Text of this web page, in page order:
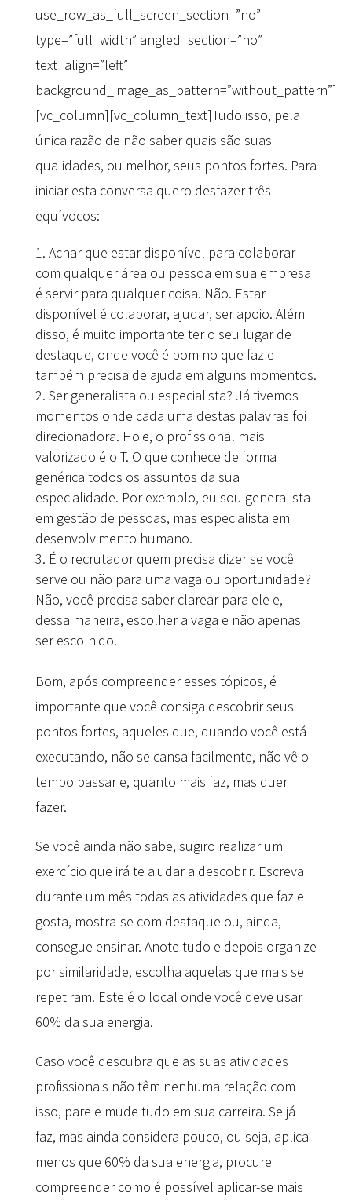
use_row_as_full_screen_section=”no”
type=”full_width” angled_section=”no”
text_align=”left”
background_image_as_pattern=”without_pattern”]
[vc_column][vc_column_text]Tudo isso, pela
única razão de não saber quais são suas
qualidades, ou melhor, seus pontos fortes. Para
iniciar esta conversa quero desfazer três
equívocos:
Achar que estar disponível para colaborar
com qualquer área ou pessoa em sua empresa
é servir para qualquer coisa. Não. Estar
disponível é colaborar, ajudar, ser apoio. Além
disso, é muito importante ter o seu lugar de
destaque, onde você é bom no que faz e
também precisa de ajuda em alguns momentos.
Ser generalista ou especialista? Já tivemos
momentos onde cada uma destas palavras foi
direcionadora. Hoje, o profissional mais
valorizado é o T. O que conhece de forma
genérica todos os assuntos da sua
especialidade. Por exemplo, eu sou generalista
em gestão de pessoas, mas especialista em
desenvolvimento humano.
É o recrutador quem precisa dizer se você
serve ou não para uma vaga ou oportunidade?
Não, você precisa saber clarear para ele e,
dessa maneira, escolher a vaga e não apenas
ser escolhido.
Bom, após compreender esses tópicos, é
importante que você consiga descobrir seus
pontos fortes, aqueles que, quando você está
executando, não se cansa facilmente, não vê o
tempo passar e, quanto mais faz, mas quer
fazer.
Se você ainda não sabe, sugiro realizar um
exercício que irá te ajudar a descobrir. Escreva
durante um mês todas as atividades que faz e
gosta, mostra-se com destaque ou, ainda,
consegue ensinar. Anote tudo e depois organize
por similaridade, escolha aquelas que mais se
repetiram. Este é o local onde você deve usar
60% da sua energia.
Caso você descubra que as suas atividades
profissionais não têm nenhuma relação com
isso, pare e mude tudo em sua carreira. Se já
faz, mas ainda considera pouco, ou seja, aplica
menos que 60% da sua energia, procure
compreender como é possível aplicar-se mais